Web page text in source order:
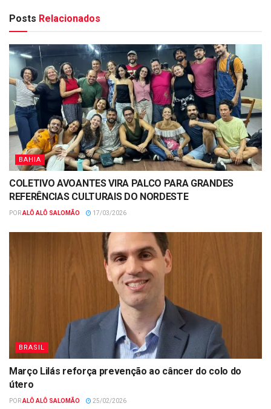
Posts Relacionados
BAHIA
COLETIVO AVOANTES VIRA PALCO PARA GRANDES
REFERÊNCIAS CULTURAIS DO NORDESTE
PORALÔ ALÔ SALOMÃO 17/03/2026
BRASIL
Março Lilás reforça prevenção ao câncer do colo do
útero
PORALÔ ALÔ SALOMÃO 25/02/2026